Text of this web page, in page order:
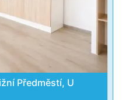
Předměstí, U